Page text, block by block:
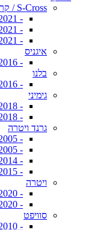
S-Cross / קרוסאובר
- 2013-2021 (בנזין)
- 2020-2021 (הייבריד)
- 2021+
איגניס
- 2016+
בלנו
- 2016+
גימיני
- 1998-2018
- 2018+
גרנד ויטרה
- 1998-2005 (ארוך)
- 1998-2005 (קצר)
- 2005-2014 (ארוך)
- 2005-2015 (קצר)
ויטרה
- 2014-2020
- 2020+
סוויפט
- 2005-2010